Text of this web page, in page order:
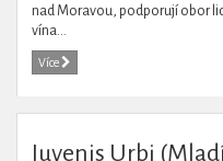
nad Moravou, podporují obor
vína...
Více
Iuvenis Urbi